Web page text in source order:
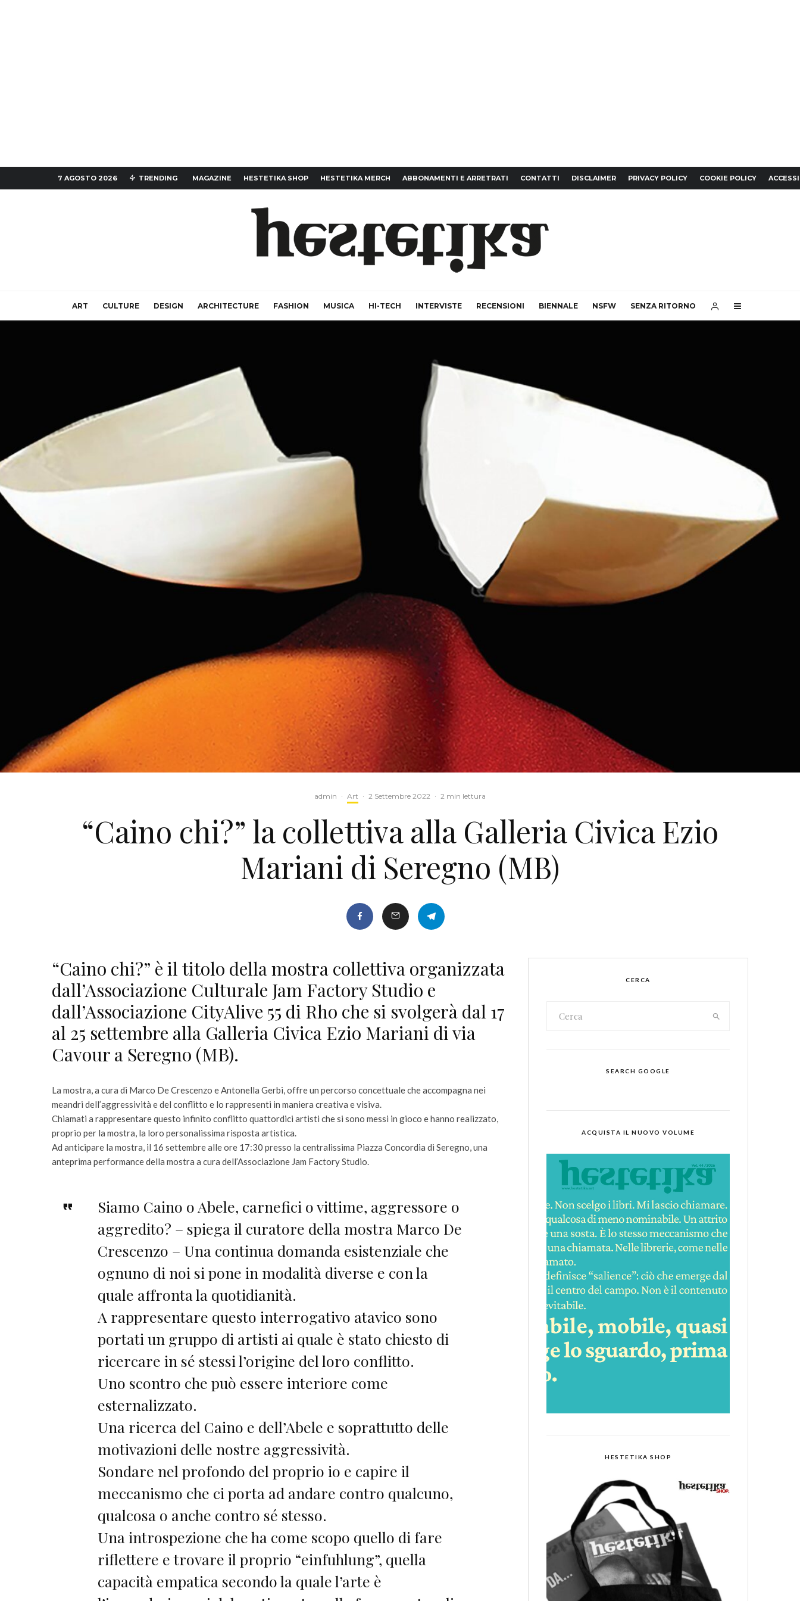
7 AGOSTO 2026 TRENDING MAGAZINE HESTETIKA SHOP HESTETIKA MERCH ABBONAMENTI E ARRETRATI CONTATTI DISCLAIMER PRIVACY POLICY COOKIE POLICY
ART CULTURE DESIGN ARCHITECTURE FASHION MUSICA HI-TECH INTERVISTE RECENSIONI BIENNALE NSFW SENZA RITORNO
admin · Art · 2 Settembre 2022 · 2 min lettura
“Caino chi?” la collettiva alla Galleria Civica Ezio
Mariani di Seregno (MB)
“Caino chi?” è il titolo della mostra collettiva organizzata
dall’Associazione Culturale Jam Factory Studio e
dall’Associazione CityAlive 55 di Rho che si svolgerà dal 17
al 25 settembre alla Galleria Civica Ezio Mariani di via
Cavour a Seregno (MB).
La mostra, a cura di Marco De Crescenzo e Antonella Gerbi, offre un percorso concettuale che accompagna nei
meandri dell’aggressività e del conflitto e lo rappresenti in maniera creativa e visiva.
Chiamati a rappresentare questo infinito conflitto quattordici artisti che si sono messi in gioco e hanno realizzato,
proprio per la mostra, la loro personalissima risposta artistica.
Ad anticipare la mostra, il 16 settembre alle ore 17:30 presso la centralissima Piazza Concordia di Seregno, una
anteprima performance della mostra a cura dell’Associazione Jam Factory Studio.
Siamo Caino o Abele, carnefici o vittime, aggressore o
aggredito? – spiega il curatore della mostra Marco De
Crescenzo – Una continua domanda esistenziale che
ognuno di noi si pone in modalità diverse e con la
quale affronta la quotidianità.
A rappresentare questo interrogativo atavico sono
portati un gruppo di artisti ai quale è stato chiesto di
ricercare in sé stessi l’origine del loro conflitto.
Uno scontro che può essere interiore come
esternalizzato.
Una ricerca del Caino e dell’Abele e soprattutto delle
motivazioni delle nostre aggressività.
Sondare nel profondo del proprio io e capire il
meccanismo che ci porta ad andare contro qualcuno,
qualcosa o anche contro sé stesso.
Una introspezione che ha come scopo quello di fare
riflettere e trovare il proprio “einfuhlung”, quella
capacità empatica secondo la quale l’arte è
CERCA
SEARCH GOOGLE
ACQUISTA IL NUOVO VOLUME
HESTETIKA SHOP